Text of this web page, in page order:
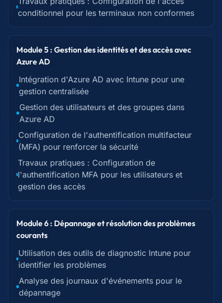
conditionnel pour les terminaux non conformes
Module 5 : Gestion des identités et des accès avec
Azure AD
Intégration d'Azure AD avec Intune pour une
gestion centralisée
Gestion des utilisateurs et des groupes dans
Azure AD
Configuration de l'authentification multifacteur
(MFA) pour renforcer la sécurité
Travaux pratiques : Configuration de
l'authentification MFA pour les utilisateurs et
gestion des accès
Module 6 : Dépannage et résolution des problèmes
courants
Utilisation des outils de diagnostic Intune pour
identifier les problèmes
Analyse des journaux d'événements pour le
dépannage